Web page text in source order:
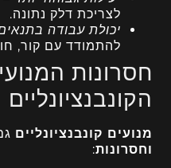
לצריכת דלק נתונה.
יכולת עבודה
להתמודד עם קור,
חסרונות
הקונבנציונליים
מנועים קונבנציונליים
וחסרונות: